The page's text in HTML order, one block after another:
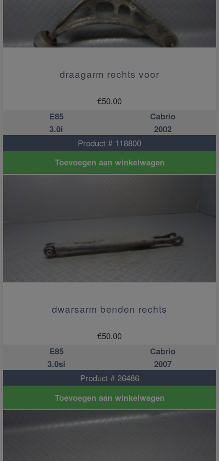
draagarm rechts voor
€50.00
E85
Cabrio
3.0i
2002
Product # 118800
Toevoegen aan winkelwagen
dwarsarm benden rechts
€50.00
E85
Cabrio
3.0si
2007
Product # 26486
Toevoegen aan winkelwagen